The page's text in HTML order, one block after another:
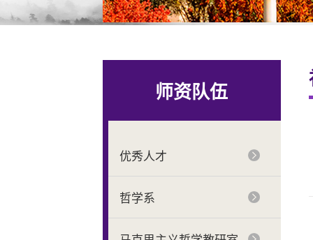
师资队伍
优秀人才
哲学系